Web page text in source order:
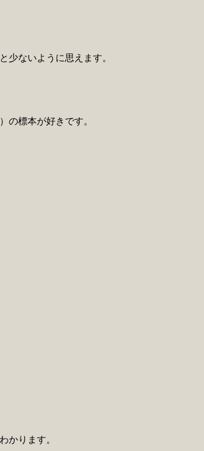
少ないように思えます。
の標本が好きです。
かります。